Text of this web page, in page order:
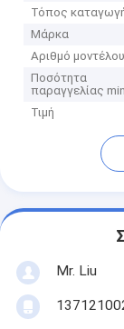
Τόπος
Μάρκα
Αριθμό μοντέλου
Ποσότητα
παραγγελίας min
Τιμή
Mr. Liu